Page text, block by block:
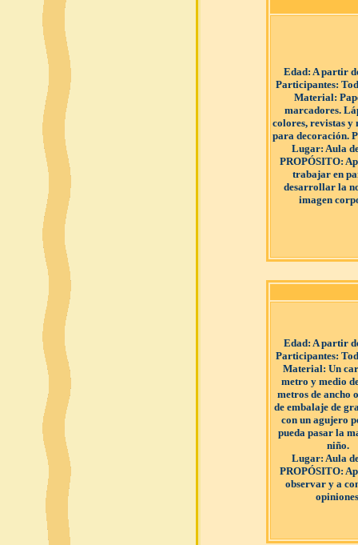
Edad: A partir
Participantes:
Material:
marcadores.
colores, revistas y
para decoración.
Lugar: Aula
PROPÓSITO:
trabajar en
desarrollar la
imagen
Edad: A partir
Participantes:
Material: Un
metro y medio
metros de ancho
de embalaje de
con un agujero
pueda pasar la
niño.
Lugar: Aula
PROPÓSITO:
observar y a